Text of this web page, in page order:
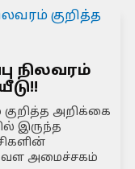
நிலவரம்
குறித்த அறிக்கை
இருந்த
அமைச்சகம்